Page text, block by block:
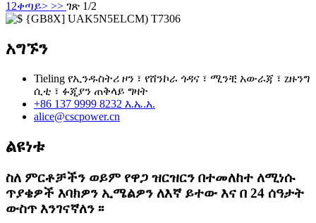
1 2ቀጣይ> >> ገጽ 1/2
አግኙን
Tieling የኢንዱስትሪ ዞን ፣ የሸንኮራ ጎዳና ፣ ሚንቺ አውራጃ ፣ zዙንግ
ሲቲ ፣ ፉጂያን ጠቅላይ ግዛት
+86 137 9999 8232 እ.ኤ.አ.
alice@cscpower.cn
ልዩነቱ
ስለ ምርቶቻችን ወይም የዋጋ ዝርዝርን በተመለከተ ለሚነሱ
ጥያቄዎች እባክዎን ኢሜልዎን ለእኛ ይተው እና በ 24 ሰዓታት
ውስጥ እንገናኛለን ፡፡